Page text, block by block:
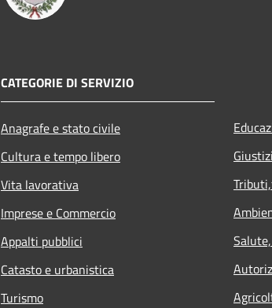
CATEGORIE DI SERVIZIO
Anagrafe e stato civile
Cultura e tempo libero
Vita lavorativa
Imprese e Commercio
Appalti pubblici
Catasto e urbanistica
Turismo